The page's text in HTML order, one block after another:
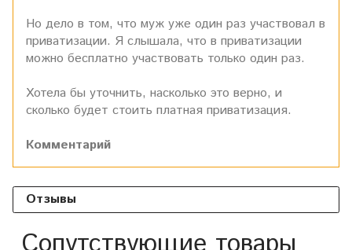
Но дело в том, что муж уже один раз участвовал в
приватизации. Я слышала, что в приватизации
можно бесплатно участвовать только один раз.
Хотела бы уточнить, насколько это верно, и
сколько будет стоить платная приватизация.
Комментарий
Отзывы